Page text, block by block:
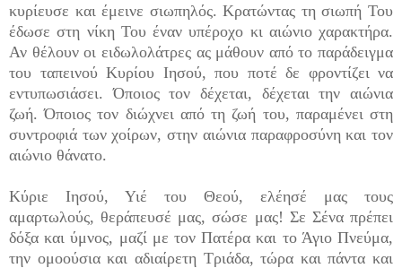
κυρίευσε και έμεινε σιωπηλός. Κρατώντας τη σιωπή Του
έδωσε στη νίκη Του έναν υπέροχο κι αιώνιο χαρακτήρα.
Αν θέλουν οι ειδωλολάτρες ας μάθουν από το παράδειγμα
του ταπεινού Κυρίου Ιησού, που ποτέ δε φροντίζει να
εντυπωσιάσει. Όποιος τον δέχεται, δέχεται την αιώνια
ζωή. Όποιος τον διώχνει από τη ζωή του, παραμένει στη
συντροφιά των χοίρων, στην αιώνια παραφροσύνη και τον
αιώνιο θάνατο.
Κύριε Ιησού, Υιέ του Θεού, ελέησέ μας τους
αμαρτωλούς, θεράπευσέ μας, σώσε μας! Σε Σένα πρέπει
δόξα και ύμνος, μαζί με τον Πατέρα και το Άγιο Πνεύμα,
την ομοούσια και αδιαίρετη Τριάδα, τώρα και πάντα και